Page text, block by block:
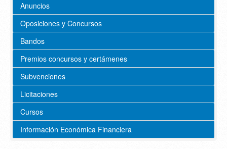
Anuncios
Oposiciones y Concursos
Bandos
Premios concursos y certámenes
Subvenciones
Licitaciones
Cursos
Información Económica Financiera